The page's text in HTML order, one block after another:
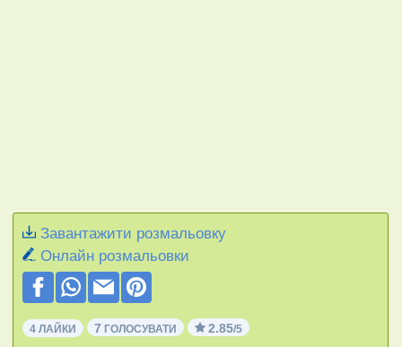
Завантажити розмальовку
Онлайн розмальовки
4 ЛАЙКИ 7 ГОЛОСУВАТИ 2.85/5